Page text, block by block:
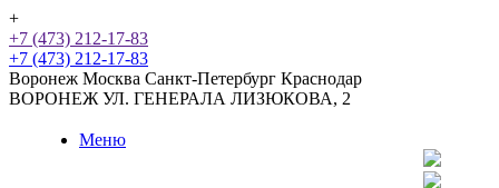
+
+7 (473) 212-17-83
+7 (473) 212-17-83
Воронеж Москва Санкт-Петербург Краснодар
ВОРОНЕЖ УЛ. ГЕНЕРАЛА ЛИЗЮКОВА, 2
Меню